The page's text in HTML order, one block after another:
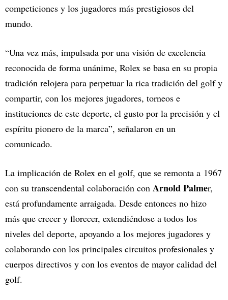
competiciones y los jugadores más prestigiosos del
mundo.
“Una vez más, impulsada por una visión de excelencia
reconocida de forma unánime, Rolex se basa en su propia
tradición relojera para perpetuar la rica tradición del golf y
compartir, con los mejores jugadores, torneos e
instituciones de este deporte, el gusto por la precisión y el
espíritu pionero de la marca”, señalaron en un
comunicado.
La implicación de Rolex en el golf, que se remonta a 1967
con su transcendental colaboración con Arnold Palmer,
está profundamente arraigada. Desde entonces no hizo
más que crecer y florecer, extendiéndose a todos los
niveles del deporte, apoyando a los mejores jugadores y
colaborando con los principales circuitos profesionales y
cuerpos directivos y con los eventos de mayor calidad del
golf.